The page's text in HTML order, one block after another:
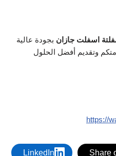
اسفلت جازان بجودة عالية
وتقديم أفضل الحلول
https://
Share
LinkedIn